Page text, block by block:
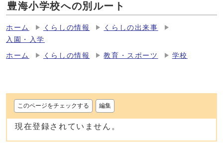
豊海小学校への別ルート
ホーム くらしの情報
くらしの出来事
入園・入学
ホーム くらしの情報 教育・スポーツ 学校
このページをチェックする 編集
現在登録されていません。